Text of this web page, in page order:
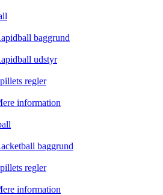
baggrund
udstyr
regler
information
baggrund
regler
information